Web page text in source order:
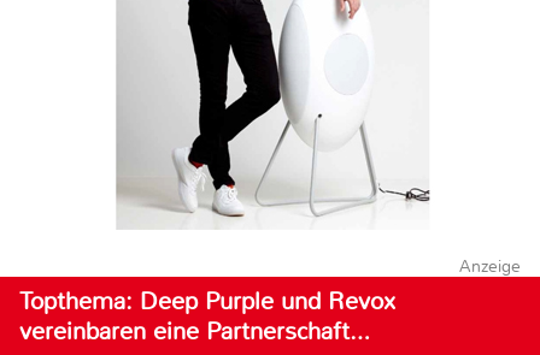
Anzeige
Topthema: Deep Purple und Revox
vereinbaren eine Partnerschaft…